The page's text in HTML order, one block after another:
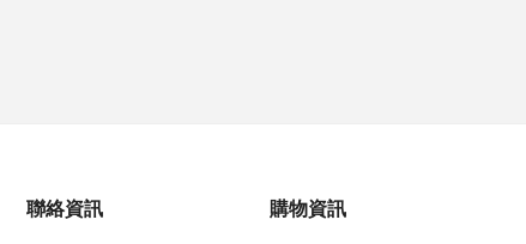
聯絡資訊 購物資訊